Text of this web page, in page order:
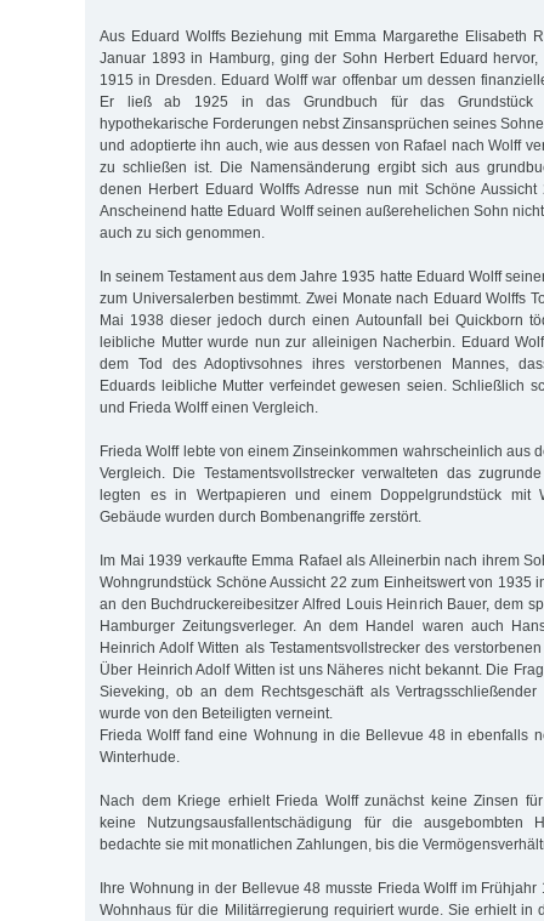
Aus Eduard Wolffs Beziehung mit Emma Margarethe Elisabeth
Januar 1893 in Hamburg, ging der Sohn Herbert Eduard hervor,
1915 in Dresden. Eduard Wolff war offenbar um dessen
Er ließ ab 1925 in das Grundbuch für das Grundstück
hypothekarische Forderungen nebst Zinsansprüchen seines
und adoptierte ihn auch, wie aus dessen von Rafael nach Wolff
zu schließen ist. Die Namensänderung ergibt sich aus
denen Herbert Eduard Wolffs Adresse nun mit Schöne
Anscheinend hatte Eduard Wolff seinen außerehelichen Sohn
auch zu sich genommen.
In seinem Testament aus dem Jahre 1935 hatte Eduard Wolff
zum Universalerben bestimmt. Zwei Monate nach Eduard Wolffs
Mai 1938 dieser jedoch durch einen Autounfall bei Quickborn
leibliche Mutter wurde nun zur alleinigen Nacherbin. Eduard
dem Tod des Adoptivsohnes ihres verstorbenen Mannes,
Eduards leibliche Mutter verfeindet gewesen seien. Schließlich
und Frieda Wolff einen Vergleich.
Frieda Wolff lebte von einem Zinseinkommen wahrscheinlich aus
Vergleich. Die Testamentsvollstrecker verwalteten das
legten es in Wertpapieren und einem Doppelgrundstück mit
Gebäude wurden durch Bombenangriffe zerstört.
Im Mai 1939 verkaufte Emma Rafael als Alleinerbin nach ihrem
Wohngrundstück Schöne Aussicht 22 zum Einheitswert von 1935
an den Buchdruckereibesitzer Alfred Louis Heinrich Bauer, dem
Hamburger Zeitungsverleger. An dem Handel waren auch
Heinrich Adolf Witten als Testamentsvollstrecker des
Über Heinrich Adolf Witten ist uns Näheres nicht bekannt. Die
Sieveking, ob an dem Rechtsgeschäft als
wurde von den Beteiligten verneint.
Frieda Wolff fand eine Wohnung in die Bellevue 48 in ebenfalls
Winterhude.
Nach dem Kriege erhielt Frieda Wolff zunächst keine Zinsen
keine Nutzungsausfallentschädigung für die ausgebombten
bedachte sie mit monatlichen Zahlungen, bis die
Ihre Wohnung in der Bellevue 48 musste Frieda Wolff im
Wohnhaus für die Militärregierung requiriert wurde. Sie erhielt in